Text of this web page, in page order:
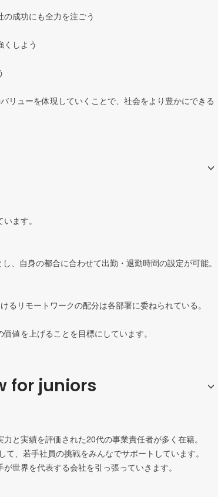
成功にも全力を注ごう
くしよう
リューを体現していくことで、社会をより豊かにできる
ます。
、自身の都合に合わせて出勤・退勤時間の設定が可能。
リモートワークの配分は各部署に委ねられている。
値を上げることを目標にしています。
for juniors
と実績を評価された20代の事業責任者が多く在籍。
、若手社員の挑戦をみんなでサポートしています。